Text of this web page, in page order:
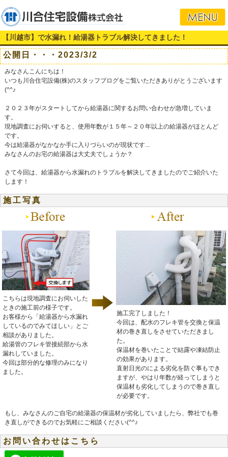
【川越市】で水漏れ！給湯器トラブル解決してきました！
公開日・・・2023/3/2
みなさんこんにちは！
いつも川合住宅設備(株)のスタッフブログをご覧いただきありがとうございます
(^^♪
２０２３年がスタートしてから給湯器に関するお問い合わせが急増していま
す。
現地調査にお伺いすると、使用年数が１５年～２０年以上の給湯器がほとんど
です。
今は給湯器がなかなか手に入りづらいのが現状です...
みなさんのお宅の給湯器は大丈夫でしょうか？
さて今回は、給湯器から水漏れのトラブルを解決してきましたのでご紹介いた
します！
施工写真
こちらは現地調査にお伺いした
ときの施工前の様子です。
お客様から「給湯器から水漏れ
しているのでみてほしい」とご
相談がありました。
給湯管のフレキ管接続部から水
漏れしていました。
今回は部分的な修理のみになり
ました。
施工完了しました！
今回は、配水のフレキ管を交換と保温
材の巻き直しをさせていただきまし
た。
保温材を巻いたことで結露や凍結防止
の効果があります。
直射日光のによる劣化を防ぐ事もでき
ますが、やはり年数が経ってしまうと
保温材も劣化してしまうので巻き直し
が必要です。
もし、みなさんのご自宅の給湯器の保温材が劣化していましたら、弊社でも巻
き直しができるのでお気軽にご相談ください(^^♪
お問い合わせはこちら